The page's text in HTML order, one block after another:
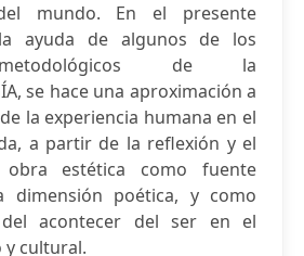
mundo. En el presente
ayuda de algunos de los
de la
se hace una aproximación a
la experiencia humana en el
a partir de la reflexión y el
estética como fuente
dimensión poética, y como
acontecer del ser en el
cultural.